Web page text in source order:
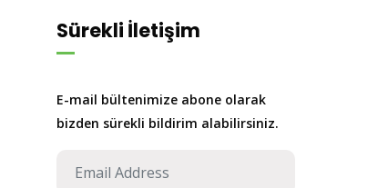
Sürekli İletişim
E-mail bültenimize abone olarak
bizden sürekli bildirim alabilirsiniz.